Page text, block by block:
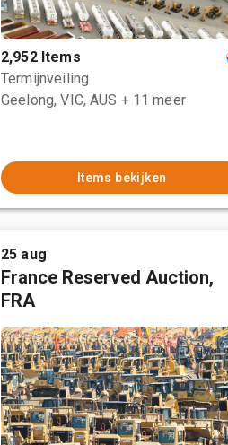
2,952 Items
Termijnveiling
Geelong, VIC, AUS + 11 meer
Items bekijken
25 aug
France Reserved Auction,
FRA